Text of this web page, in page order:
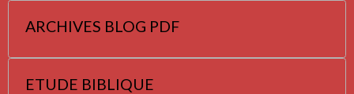
ARCHIVES BLOG PDF
ETUDE BIBLIQUE